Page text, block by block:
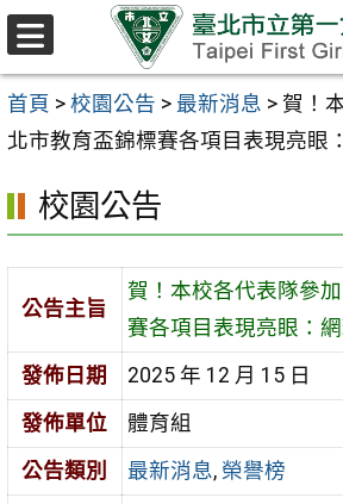
跳至主要內容區
首頁 > 校園公告 > 最新消息 > 賀！
北市教育盃錦標賽各項目表現亮眼
校園公告
公告主旨
賀！本校各代表隊參
賽各項目表現亮眼：
發佈日期
2025 年 12 月 15 日
發佈單位
體育組
公告類別
最新消息, 榮譽榜
選
單